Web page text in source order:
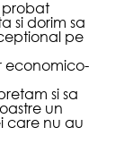
probat
si dorim sa
pe
economico-
si sa
un
care nu au